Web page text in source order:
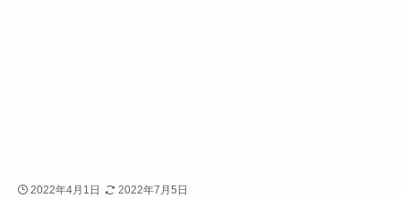
2022年4月1日 2022年7月5日